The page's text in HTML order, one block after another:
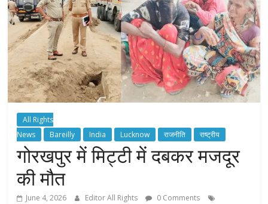
All Rights
News
Bareilly India Lucknow राजनीति राष्ट्रीय
गोरखपुर में मिट्टी में दबकर मजदूर
की मौत
June 4, 2026 Editor All Rights
0 Comments